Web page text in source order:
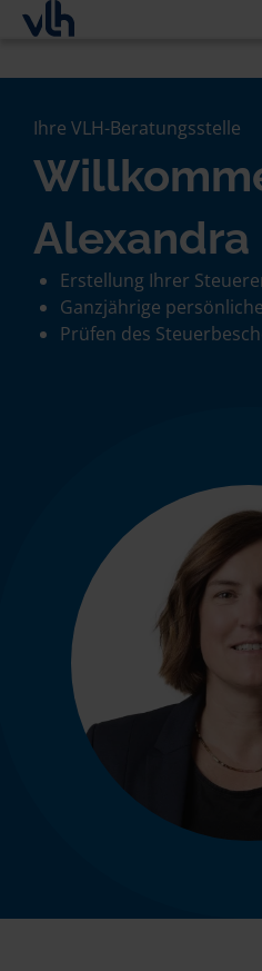
Ihre VLH-Beratungsstelle
Alexandra
Erstellung Ihrer
Ganzjährige
Prüfen des